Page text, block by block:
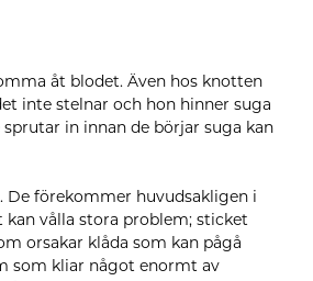
åt blodet. Även hos knotten
inte stelnar och hon hinner suga
in innan de börjar suga kan
förekommer huvudsakligen i
vålla stora problem; sticket
orsakar klåda som kan pågå
som kliar något enormt av